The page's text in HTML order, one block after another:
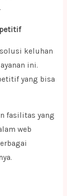
keluhan
ini.
yang bisa
fasilitas yang
web